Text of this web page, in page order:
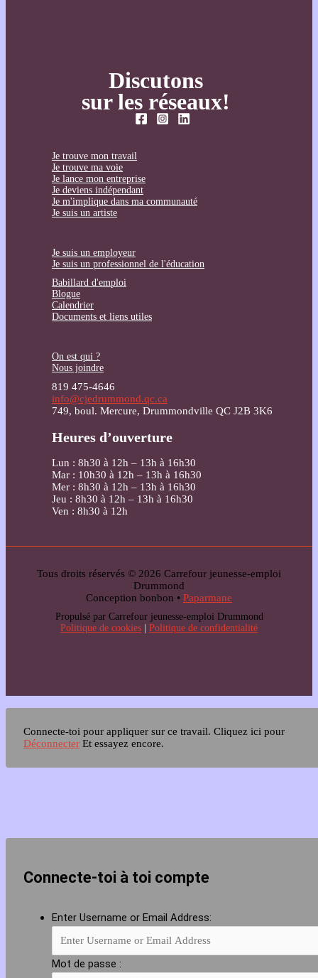
Discutons
sur les réseaux!
Je trouve mon travail
Je trouve ma voie
Je lance mon entreprise
Je deviens indépendant
Je m'implique dans ma communauté
Je suis un artiste
Je suis un employeur
Je suis un professionnel de l'éducation
Babillard d'emploi
Blogue
Calendrier
Documents et liens utiles
On est qui ?
Nous joindre
819 475-4646
info@cjedrummond.qc.ca
749, boul. Mercure, Drummondville QC J2B 3K6
Heures d’ouverture
Lun : 8h30 à 12h – 13h à 16h30
Mar : 10h30 à 12h – 13h à 16h30
Mer : 8h30 à 12h – 13h à 16h30
Jeu : 8h30 à 12h – 13h à 16h30
Ven : 8h30 à 12h
Tous droits réservés © 2026 Carrefour jeunesse-emploi
Drummond
Conception bonbon • Paparmane
Propulsé par Carrefour jeunesse-emploi Drummond
Politique de cookies
Politique de confidentialité
Connecte-toi pour appliquer sur ce travail. Cliquez ici pour
Déconnecter Et essayez encore.
Connecte-toi à toi compte
Enter Username or Email Address:
Mot de passe :